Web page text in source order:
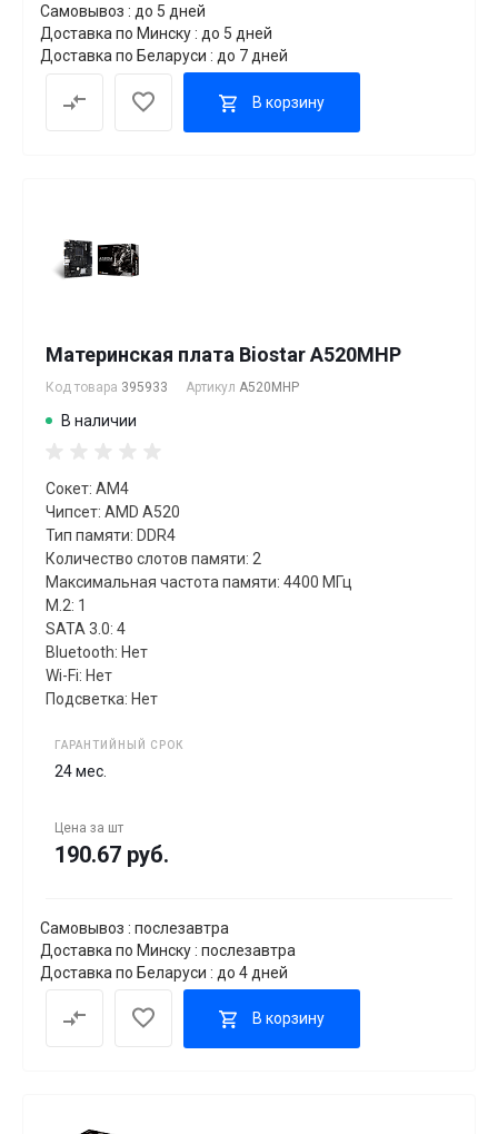
Самовывоз : до 5 дней
Доставка по Минску : до 5 дней
Доставка по Беларуси : до 7 дней
В корзину
Материнская плата Biostar A520MHP
Код товара 395933 Артикул A520MHP
В наличии
Сокет: AM4
Чипсет: AMD A520
Тип памяти: DDR4
Количество слотов памяти: 2
Максимальная частота памяти: 4400 МГц
M.2: 1
SATA 3.0: 4
Bluetooth: Нет
Wi-Fi: Нет
Подсветка: Нет
ГАРАНТИЙНЫЙ СРОК
24 мес.
Цена за шт
190.67 руб.
Самовывоз : послезавтра
Доставка по Минску : послезавтра
Доставка по Беларуси : до 4 дней
В корзину